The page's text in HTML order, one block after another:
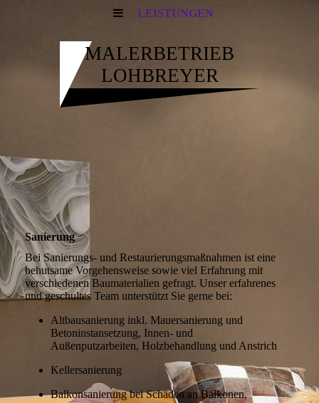
LEISTUNGEN
MALERBETRIEB
LOHBREYER
Sanierung
Bei Sanierungs- und Restaurierungsmaßnahmen ist eine
behutsame Vorgehensweise sowie viel Erfahrung mit
verschiedenen Baumaterialien gefragt. Unser erfahrenes
und geschultes Team unterstützt Sie gerne bei:
Altbausanierung inkl. Mauersanierung und
Betoninstansetzung, Innen- und
Außenputzarbeiten, Holzbehandlung und Anstrich
Kellersanierung
Balkonsanierung bei Schäden an Balkonen,